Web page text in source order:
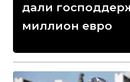
дали
миллион евро